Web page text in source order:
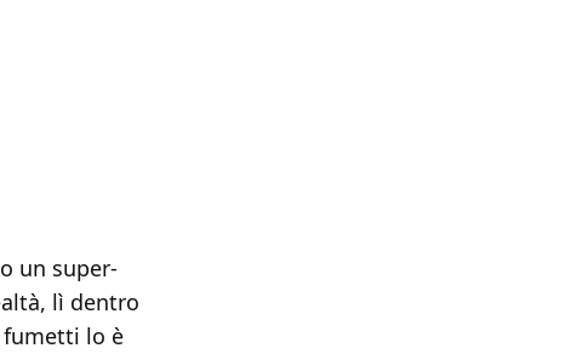
un super-
lì dentro
lo è